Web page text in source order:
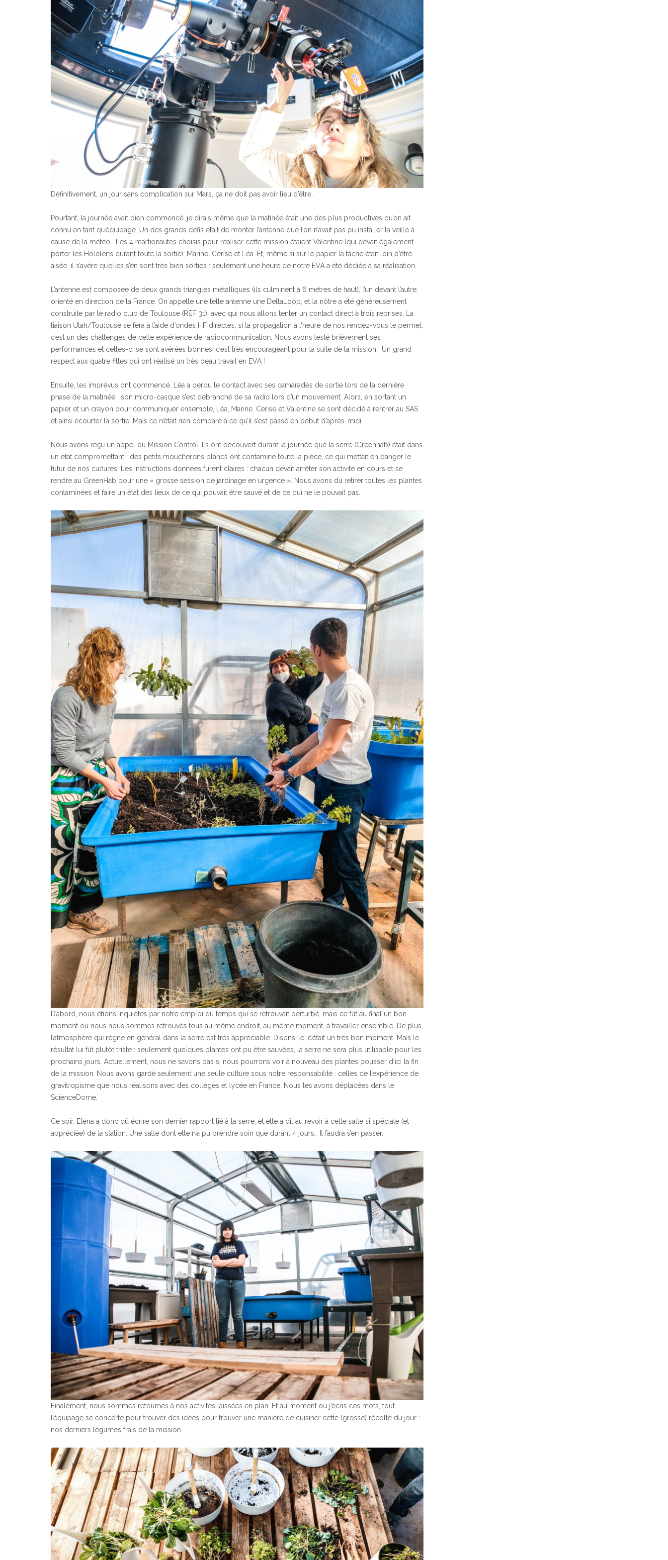
Définitivement, un jour sans complication sur Mars, ça ne doit pas avoir lieu d’être…
Pourtant, la journée avait bien commencé, je dirais même que la matinée était une des plus productives qu’on ait
connu en tant qu’équipage. Un des grands défis était de monter l’antenne que l’on n’avait pas pu installer la veille à
cause de la météo… Les 4 martionautes choisis pour réaliser cette mission étaient Valentine (qui devait également
porter les Hololens durant toute la sortie), Marine, Cerise et Léa. Et, même si sur le papier la tâche était loin d’être
aisée, il s’avère qu’elles s’en sont très bien sorties : seulement une heure de notre EVA a été dédiée à sa réalisation.
L’antenne est composée de deux grands triangles métalliques (ils culminent à 6 mètres de haut), l’un devant l’autre,
orienté en direction de la France. On appelle une telle antenne une DeltaLoop, et la nôtre a été généreusement
construite par le radio club de Toulouse (REF 31), avec qui nous allons tenter un contact direct à trois reprises. La
liaison Utah/Toulouse se fera à l’aide d’ondes HF directes, si la propagation à l’heure de nos rendez-vous le permet,
c’est un des challenges de cette expérience de radiocommunication. Nous avons testé brièvement ses
performances et celles-ci se sont avérées bonnes, c’est très encourageant pour la suite de la mission ! Un grand
respect aux quatre filles qui ont réalisé un très beau travail en EVA !
Ensuite, les imprévus ont commencé. Léa a perdu le contact avec ses camarades de sortie lors de la dernière
phase de la matinée : son micro-casque s’est débranché de sa radio lors d’un mouvement. Alors, en sortant un
papier et un crayon pour communiquer ensemble, Léa, Marine, Cerise et Valentine se sont décidé à rentrer au SAS
et ainsi écourter la sortie. Mais ce n’était rien comparé à ce qu’il s’est passé en début d’après-midi…
Nous avons reçu un appel du Mission Control. Ils ont découvert durant la journée que la serre (Greenhab) était dans
un état compromettant : des petits moucherons blancs ont contaminé toute la pièce, ce qui mettait en danger le
futur de nos cultures. Les instructions données furent claires : chacun devait arrêter son activité en cours et se
rendre au GreenHab pour une « grosse session de jardinage en urgence ». Nous avons dû retirer toutes les plantes
contaminées et faire un état des lieux de ce qui pouvait être sauvé et de ce qui ne le pouvait pas.
D’abord, nous étions inquiétés par notre emploi du temps qui se retrouvait perturbé, mais ce fût au final un bon
moment où nous nous sommes retrouvés tous au même endroit, au même moment, à travailler ensemble. De plus,
l’atmosphère qui règne en général dans la serre est très appréciable. Disons-le, c’était un très bon moment. Mais le
résultat lui fût plutôt triste : seulement quelques plantes ont pu être sauvées, la serre ne sera plus utilisable pour les
prochains jours. Actuellement, nous ne savons pas si nous pourrons voir à nouveau des plantes pousser d’ici la fin
de la mission. Nous avons gardé seulement une seule culture sous notre responsabilité : celles de l’expérience de
gravitropisme que nous réalisons avec des collèges et lycée en France. Nous les avons déplacées dans le
ScienceDome.
Ce soir, Elena a donc dû écrire son dernier rapport lié à la serre, et elle a dit au revoir à cette salle si spéciale (et
appréciée) de la station. Une salle dont elle n’a pu prendre soin que durant 4 jours… Il faudra s’en passer.
Finalement, nous sommes retournés à nos activités laissées en plan. Et au moment où j’écris ces mots, tout
l’équipage se concerte pour trouver des idées pour trouver une manière de cuisiner cette (grosse) récolte du jour :
nos derniers légumes frais de la mission.